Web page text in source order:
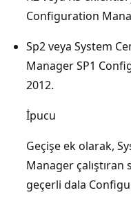
Configuration
Sp2 veya System
Manager SP1
2012.
İpucu
Geçişe ek olarak,
Manager
geçerli dala